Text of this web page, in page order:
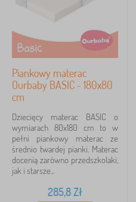
Piankowy materac
Ourbaby BASIC - 180x80
cm
Dziecięcy materac BASIC o
wymiarach 80x180 cm to w
pełni piankowy materac ze
średnio twardej pianki. Materac
docenią zarówno przedszkolaki,
jak i starsze...
285,8Zł